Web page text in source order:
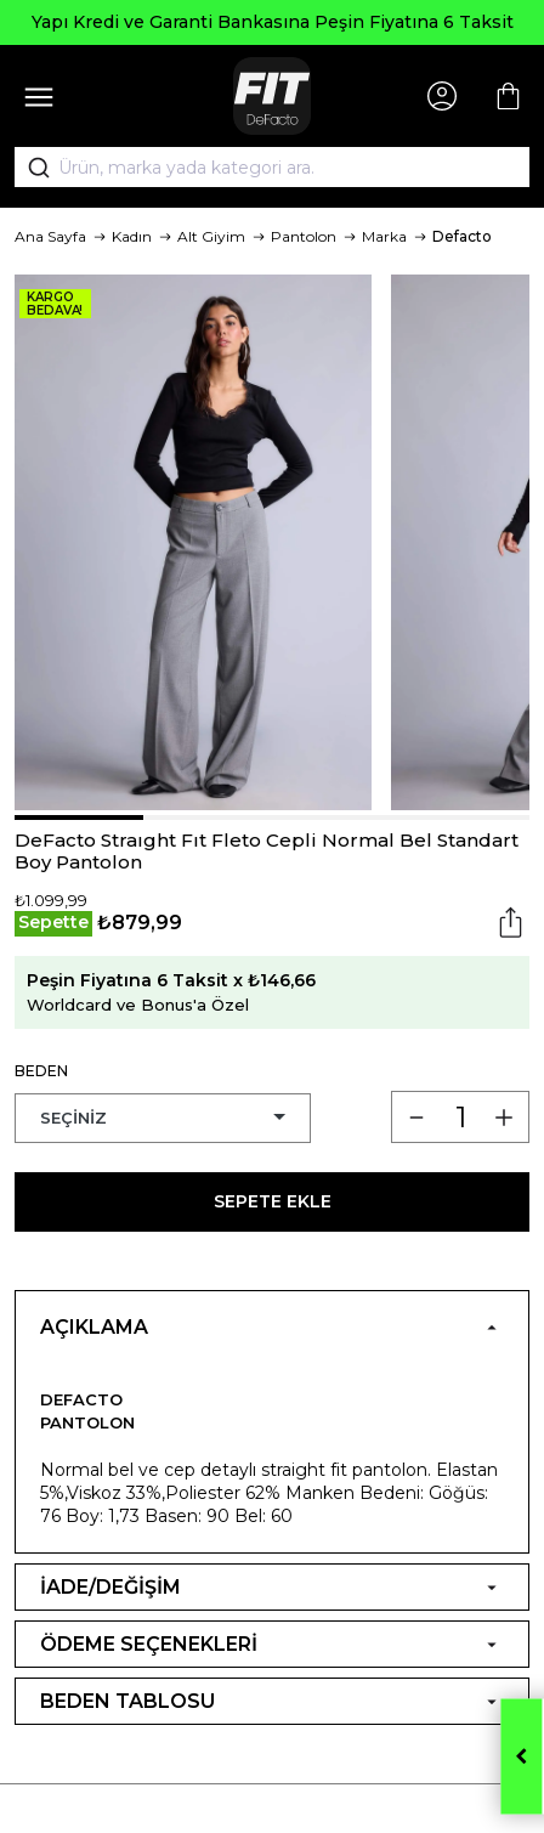
Yapı Kredi ve Garanti Bankasına Peşin Fiyatına 6 Taksit
Ana Sayfa Kadın Alt Giyim Pantolon Marka Defacto
KARGO
BEDAVA!
DeFacto Straıght Fıt Fleto Cepli Normal Bel Standart
Boy Pantolon
₺1.099,99
Sepette ₺879,99
Peşin Fiyatına 6 Taksit x ₺146,66
Worldcard ve Bonus'a Özel
BEDEN
SEPETE EKLE
AÇIKLAMA
DEFACTO
PANTOLON
Normal bel ve cep detaylı straight fit pantolon. Elastan
5%,Viskoz 33%,Poliester 62% Manken Bedeni: Göğüs:
76 Boy: 1,73 Basen: 90 Bel: 60
İADE/DEĞİŞİM
ÖDEME SEÇENEKLERİ
BEDEN TABLOSU